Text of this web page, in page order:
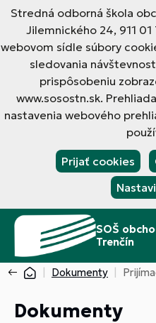
Stredná odborná škola
Jilemnického 24, 911
webovom sídle súbory
sledovania
prispôsobeniu
www.sosostn.sk.
nastavenia webového
Prijať cookies
SOŠ
Trenčín
Dokumenty
Dokumenty